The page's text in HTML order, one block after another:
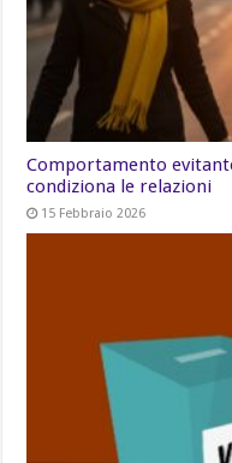
Comportamento
condiziona le relazioni
15 Febbraio 2026